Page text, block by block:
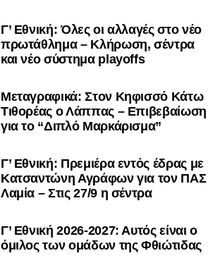
Γ’ Εθνική: Όλες οι αλλαγές στο νέο
πρωτάθλημα – Κλήρωση, σέντρα
και νέο σύστημα playoffs
Μεταγραφικά: Στον Κηφισσό Κάτω
Τιθορέας ο Λάππας – Επιβεβαίωση
για το “Διπλό Μαρκάρισμα”
Γ’ Εθνική: Πρεμιέρα εντός έδρας με
Κατσαντώνη Αγράφων για τον ΠΑΣ
Λαμία – Στις 27/9 η σέντρα
Γ’ Εθνική 2026-2027: Αυτός είναι ο
όμιλος των ομάδων της Φθιώτιδας